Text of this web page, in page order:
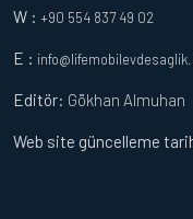
W : +90 554 837 49 02
E :
Editör: Gökhan Almuhan
Web site güncelleme